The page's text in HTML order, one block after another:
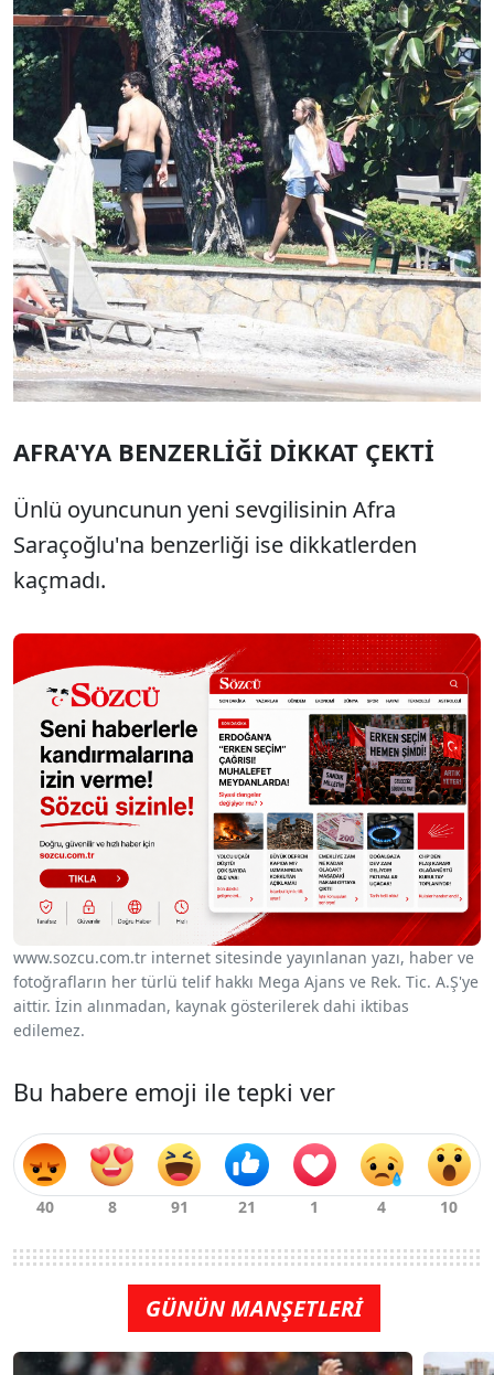
AFRA'YA BENZERLİĞİ DİKKAT ÇEKTİ
Ünlü oyuncunun yeni sevgilisinin Afra
Saraçoğlu'na benzerliği ise dikkatlerden
kaçmadı.
www.sozcu.com.tr internet sitesinde yayınlanan yazı, haber ve
fotoğrafların her türlü telif hakkı Mega Ajans ve Rek. Tic. A.Ş'ye
aittir. İzin alınmadan, kaynak gösterilerek dahi iktibas
edilemez.
Bu habere emoji ile tepki ver
GÜNÜN MANŞETLERİ